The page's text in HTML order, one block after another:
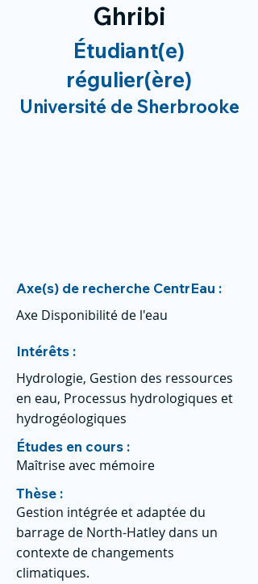
Ghribi
Étudiant(e)
régulier(ère)
Université de Sherbrooke
Axe(s) de recherche CentrEau :
Axe Disponibilité de l'eau
Intérêts :
Hydrologie, Gestion des ressources
en eau, Processus hydrologiques et
hydrogéologiques
Études en cours :
Maîtrise avec mémoire
Thèse :
Gestion intégrée et adaptée du
barrage de North-Hatley dans un
contexte de changements
climatiques.